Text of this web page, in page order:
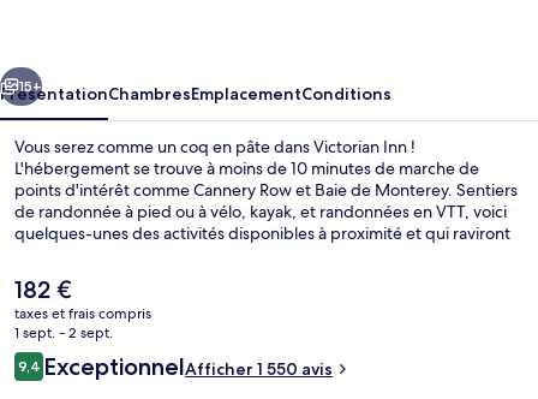
Suivant
15+
PrésentationChambresEmplacementConditions
Vous serez comme un coq en pâte dans Victorian Inn !
L'hébergement se trouve à moins de 10 minutes de marche de
points d'intérêt comme Cannery Row et Baie de Monterey. Sentiers
de randonnée à pied ou à vélo, kayak, et randonnées en VTT, voici
quelques-unes des activités disponibles à proximité et qui raviront
également, des services gratuits comme l'accès Wi-Fi et un petit
déjeuner continental, proposé tous les jours, entre 07 h 00 et
10 h 00. Cet hôtel de style victorien se trouve à moins de 5 minutes
en voiture de Monterey Bay Aquarium et de Fisherman's Wharf
(jetée). Les autres voyageurs ne tarissent pas d'éloges en ce qui
concerne la literie de qualité et le personnel attentionné.
Le
prix
actuel
est
de
182 €
taxes et frais compris
1 sept. - 2 sept.
Avis
voyageurs
9,49,4 sur 10
ExceptionnelAfficher 1 550 avis